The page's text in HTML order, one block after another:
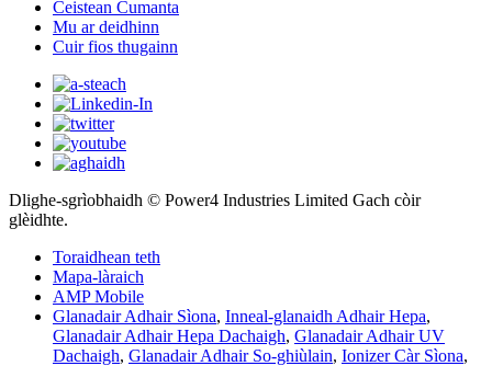
Ceistean Cumanta
Mu ar deidhinn
Cuir fios thugainn
Dlighe-sgrìobhaidh © Power4 Industries Limited Gach còir
glèidhte.
Toraidhean teth
Mapa-làraich
AMP Mobile
Glanadair Adhair Sìona, Inneal-glanaidh Adhair Hepa,
Glanadair Adhair Hepa Dachaigh, Glanadair Adhair UV
Dachaigh, Glanadair Adhair So-ghiùlain, Ionizer Càr Sìona,